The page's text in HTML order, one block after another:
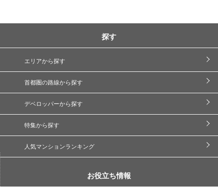
探す
エリアから探す
首都圏の路線から探す
デベロッパーから探す
特集から探す
人気マンションランキング
お役立ち情報